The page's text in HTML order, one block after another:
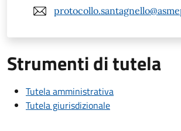
Strumenti di tutela
Tutela amministrativa
Tutela giurisdizionale